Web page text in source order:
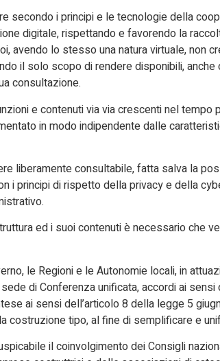
secondo i principi e le tecnologie della
digitale, rispettando e favorendo la
avendo lo stesso una natura virtuale, non
il solo scopo di rendere disponibili,
consultazione.
e contenuti via via crescenti nel
in modo indipendente dalle
liberamente consultabile, fatta salva la
i principi di rispetto della privacy e della
ed i suoi contenuti è necessario che
le Regioni e le Autonomie locali, in
di Conferenza unificata, accordi ai
ai sensi dell’articolo 8 della legge 5
costruzione tipo, al fine di semplificare e
il coinvolgimento dei Consigli